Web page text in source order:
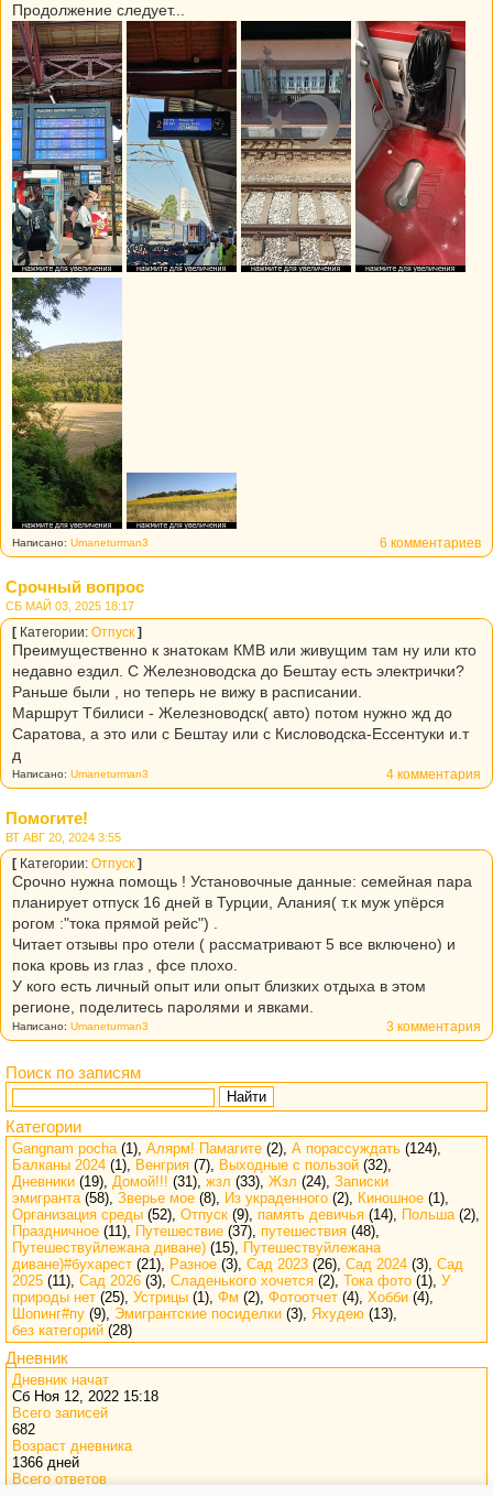
Продолжение следует...
6 комментариев
Написано: Umaneturman3
Срочный вопрос
СБ МАЙ 03, 2025 18:17
[ Категории: Отпуск ]
Преимущественно к знатокам КМВ или живущим там ну или кто
недавно ездил. С Железноводска до Бештау есть электрички?
Раньше были , но теперь не вижу в расписании.
Маршрут Тбилиси - Железноводск( авто) потом нужно жд до
Саратова, а это или с Бештау или с Кисловодска-Ессентуки и.т
д
4 комментария
Написано: Umaneturman3
Помогите!
ВТ АВГ 20, 2024 3:55
[ Категории: Отпуск ]
Срочно нужна помощь ! Установочные данные: семейная пара
планирует отпуск 16 дней в Турции, Алания( т.к муж упёрся
рогом :"тока прямой рейс") .
Читает отзывы про отели ( рассматривают 5 все включено) и
пока кровь из глаз , фсе плохо.
У кого есть личный опыт или опыт близких отдыха в этом
регионе, поделитесь паролями и явками.
3 комментария
Написано: Umaneturman3
Поиск по записям
Найти
Категории
Gangnam pocha(1), Алярм! Памагите (2), А порассуждать (124),
Балканы 2024 (1), Венгрия (7), Выходные с пользой (32),
Дневники (19), Домой!!! (31), жзл (33), Жзл (24), Записки
эмигранта(58), Зверье мое (8), Из украденного (2), Киношное (1),
Организация среды (52), Отпуск (9), память девичья (14), Польша(2),
Праздничное (11), Путешествие (37), путешествия (48),
Путешествуйлежана диване) (15), Путешествуйлежана
диване)#бухарест (21), Разное (3), Сад 2023 (26), Сад 2024 (3), Сад
2025 (11), Сад 2026 (3), Сладенького хочется (2), Тока фото (1), У
природы нет (25), Устрицы (1), Фм (2), Фотоотчет (4), Хобби (4),
Шопинг#пу (9), Эмигрантские посиделки (3), Яхудею (13),
без категорий (28)
Дневник
Дневник начат
Сб Ноя 12, 2022 15:18
Всего записей
682
Возраст дневника
1366 дней
Всего ответов